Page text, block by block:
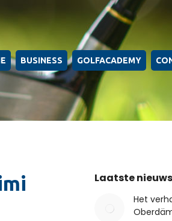
BUSINESS GOLFACADEMY
Laatste nieuws
Het